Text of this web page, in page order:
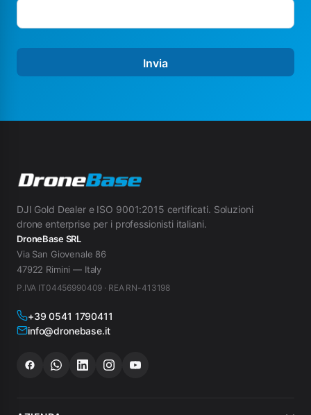
Invia
DJI Gold Dealer e ISO 9001:2015 certificati. Soluzioni
drone enterprise per i professionisti italiani.
DroneBase SRL
Via San Giovenale 86
47922 Rimini — Italy
P.IVA IT04456990409 · REA RN-413198
+39 0541 1790411
info@dronebase.it